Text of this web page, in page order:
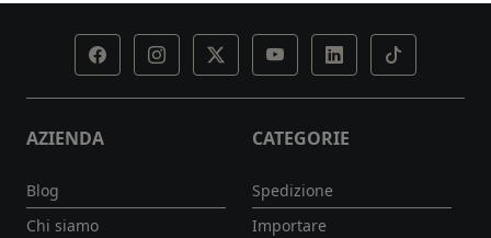
AZIENDA
Blog
Chi siamo
CATEGORIE
Spedizione
Importare